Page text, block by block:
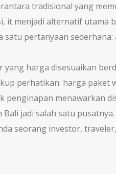
tradisional yang
, it menjadi alternatif utama
satu pertanyaan
harga disesuaikan
perhatikan: harga paket
menawarkan
jadi salah satu
seorang investor,